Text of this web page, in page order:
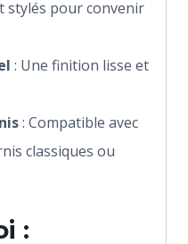
stylés pour convenir
: Une finition lisse et
: Compatible avec
classiques ou
: